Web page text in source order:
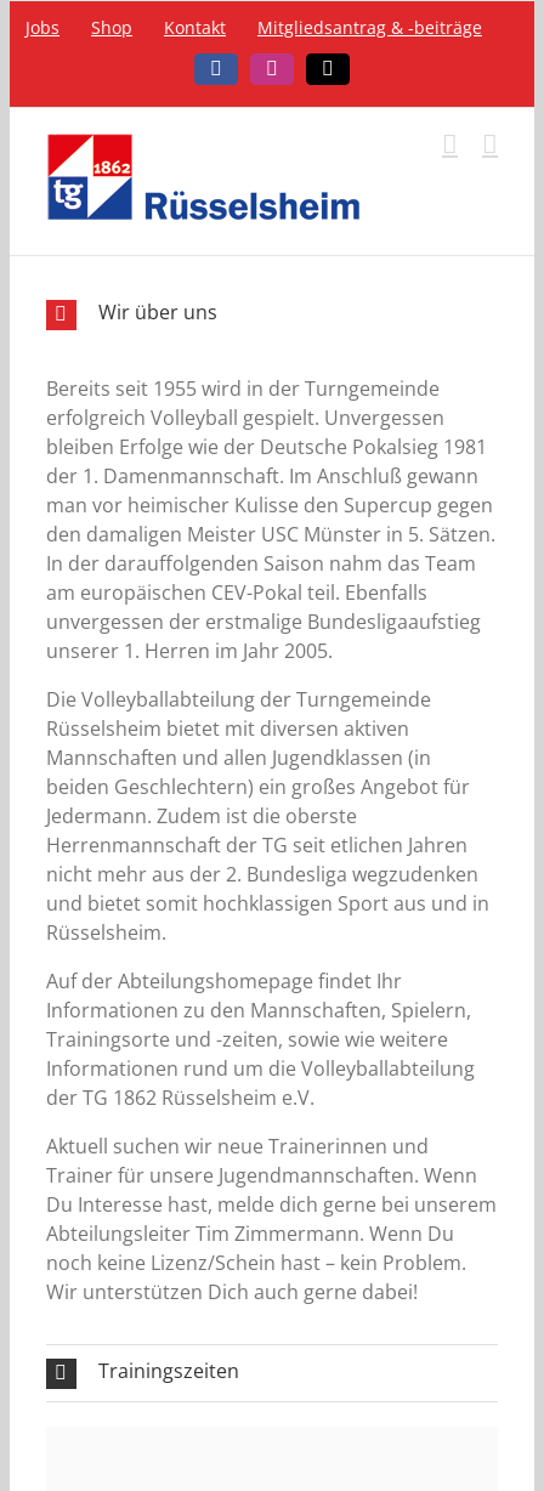
Inhalt
Jobs Shop Kontakt Mitgliedsantrag & -beiträge
FacebookInstagramTelefon
Wir über uns
Bereits seit 1955 wird in der Turngemeinde
erfolgreich Volleyball gespielt. Unvergessen
bleiben Erfolge wie der Deutsche Pokalsieg 1981
der 1. Damenmannschaft. Im Anschluß gewann
man vor heimischer Kulisse den Supercup gegen
den damaligen Meister USC Münster in 5. Sätzen.
In der darauffolgenden Saison nahm das Team
am europäischen CEV-Pokal teil. Ebenfalls
unvergessen der erstmalige Bundesligaaufstieg
unserer 1. Herren im Jahr 2005.
Die Volleyballabteilung der Turngemeinde
Rüsselsheim bietet mit diversen aktiven
Mannschaften und allen Jugendklassen (in
beiden Geschlechtern) ein großes Angebot für
Jedermann. Zudem ist die oberste
Herrenmannschaft der TG seit etlichen Jahren
nicht mehr aus der 2. Bundesliga wegzudenken
und bietet somit hochklassigen Sport aus und in
Rüsselsheim.
Auf der Abteilungshomepage findet Ihr
Informationen zu den Mannschaften, Spielern,
Trainingsorte und -zeiten, sowie wie weitere
Informationen rund um die Volleyballabteilung
der TG 1862 Rüsselsheim e.V.
Aktuell suchen wir neue Trainerinnen und
Trainer für unsere Jugendmannschaften. Wenn
Du Interesse hast, melde dich gerne bei unserem
Abteilungsleiter Tim Zimmermann. Wenn Du
noch keine Lizenz/Schein hast – kein Problem.
Wir unterstützen Dich auch gerne dabei!
Trainingszeiten